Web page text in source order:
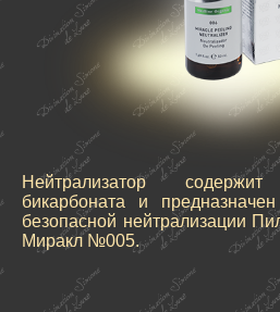
Нейтрализатор
бикарбоната и
безопасной нейтрализации
Миракл №005.